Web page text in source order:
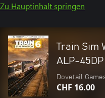
Zu Hauptinhalt springen
Train Sim
ALP-
Dovetail
CHF 16.00